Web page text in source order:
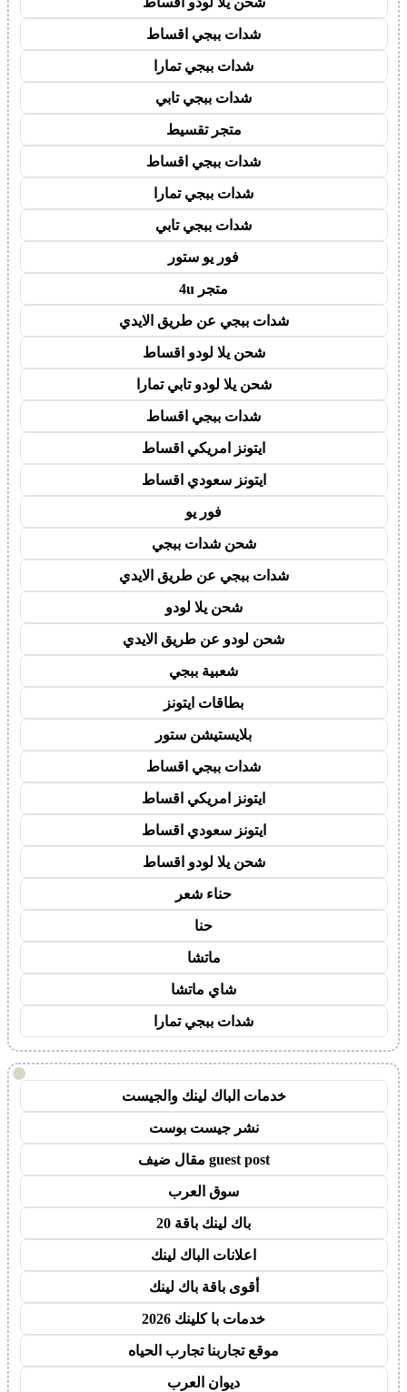
شدات ببجي اقساط
شدات ببجي تمارا
شدات ببجي تابي
متجر تقسيط
شدات ببجي اقساط
شدات ببجي تمارا
شدات ببجي تابي
فور يو ستور
متجر 4u
شدات ببجي عن طريق الايدي
شحن يلا لودو اقساط
شحن يلا لودو تابي تمارا
شدات ببجي اقساط
ايتونز امريكي اقساط
ايتونز سعودي اقساط
فور يو
شحن شدات ببجي
شدات ببجي عن طريق الايدي
شحن يلا لودو
شحن لودو عن طريق الايدي
شعبية ببجي
بطاقات ايتونز
بلايستيشن ستور
شدات ببجي اقساط
ايتونز امريكي اقساط
ايتونز سعودي اقساط
شحن يلا لودو اقساط
حناء شعر
حنا
ماتشا
شاي ماتشا
شدات ببجي تمارا
!
خدمات الباك لينك والجيست
نشر جيست بوست
guest post مقال ضيف
سوق العرب
باك لينك باقة 20
اعلانات الباك لينك
أقوى باقة باك لينك
خدمات با كلينك 2026
موقع تجاربنا تجارب الحياه
ديوان العرب